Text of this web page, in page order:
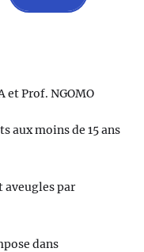
Prof. NGOMO
aux moins de 15 ans
aveugles par
dans